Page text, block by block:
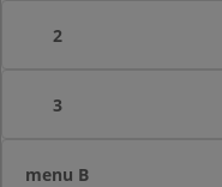
2
3
menu B